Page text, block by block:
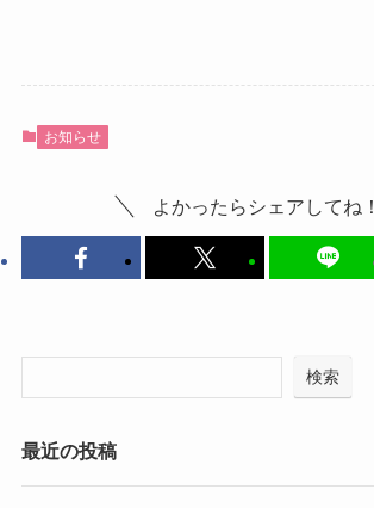
お知らせ
よかったらシェアしてね！
検索
最近の投稿